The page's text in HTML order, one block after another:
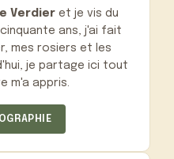
Verdier et je vis du
ans, j'ai fait
mes rosiers et les
je partage ici tout
m'a appris.